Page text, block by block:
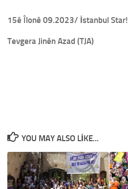
15ê Îlonê 09.2023/ İstanbul Star!
Tevgera Jinên Azad (TJA)
YOU MAY ALSO LIKE...